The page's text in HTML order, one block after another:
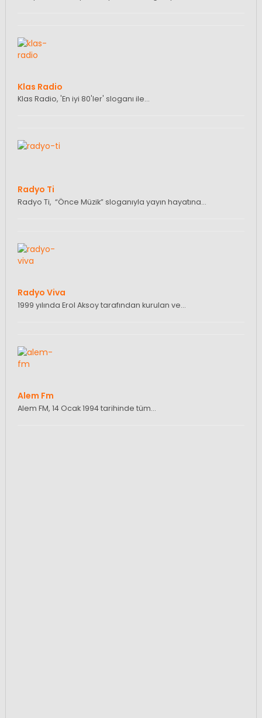
Klas Radio
Klas Radio, 'En iyi 80'ler' sloganı ile…
Radyo Ti
Radyo Ti, “Önce Müzik” sloganıyla yayın hayatına…
Radyo Viva
1999 yılında Erol Aksoy tarafından kurulan ve…
Alem Fm
Alem FM, 14 Ocak 1994 tarihinde tüm…